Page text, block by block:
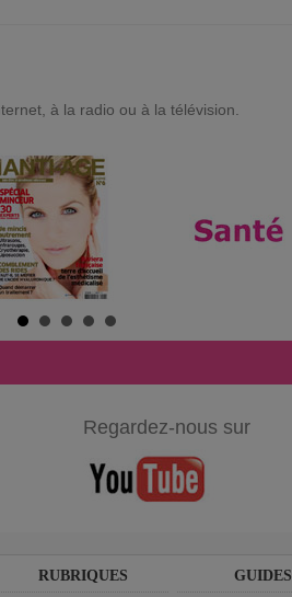
à la radio ou à la télévision.
Regardez-nous sur
RUBRIQUES GUIDES